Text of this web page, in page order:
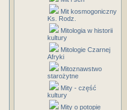
Mit kosmogoniczny
Ks. Rodz.
Mitologia w historii
kultury
Mitologie Czarnej
Afryki
Mitoznawstwo
starożytne
Mity - część
kultury
Mity o potopie